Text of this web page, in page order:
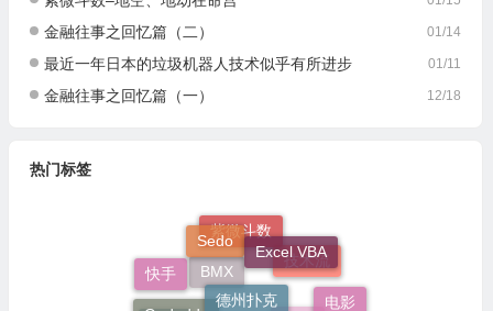
01/14
金融往事之回忆篇（二）
01/11
最近一年日本的垃圾机器人技术似乎有所进步
12/18
金融往事之回忆篇（一）
热门标签
BMX
紫微斗数
技术流
快手
Sedo
Excel VBA
电影
Godaddy
德州扑克